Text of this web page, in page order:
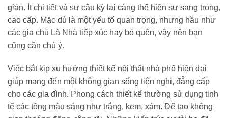
giản. Ít chi tiết và sự cầu kỳ lại càng thể hiện sự sang trọng,
cao cấp. Mặc dù là một yếu tố quan trọng, nhưng hầu như
các gia chủ Là Nhà tiếp xúc hay bỏ quên, vậy nên bạn
cũng cần chú ý.
Việc bắt kịp xu hướng thiết kế nội thất nhà phố hiện đại
giúp mang đến một không gian sống tiện nghi, đẳng cấp
cho các gia đình. Phong cách thiết kế thường sử dụng tinh
tế các tông màu sáng như trắng, kem, xám. Để tạo không